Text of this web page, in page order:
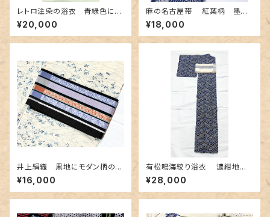
レトロ注染の浴衣 青緑色にク
ラゲのような梅柄
¥20,000
麻の名古屋帯 紅葉柄 墨色
手描き
¥18,000
井上絹織 黒地にモダン柄の博
多織半幅 リバーシブル
¥16,000
有松鳴海絞り浴衣 濃紺地に
青海波柄
¥28,000